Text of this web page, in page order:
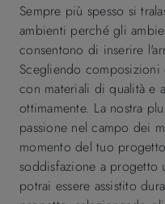
Sempre più spesso si
ambienti perché gli
consentono di inserire
Scegliendo
con materiali di qualità e
ottimamente. La nostra
passione nel campo dei
momento del tuo
soddisfazione a progetto
potrai essere assistito